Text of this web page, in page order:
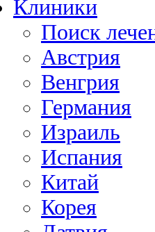
Клиники
Поиск
Австрия
Венгрия
Германия
Израиль
Испания
Китай
Корея